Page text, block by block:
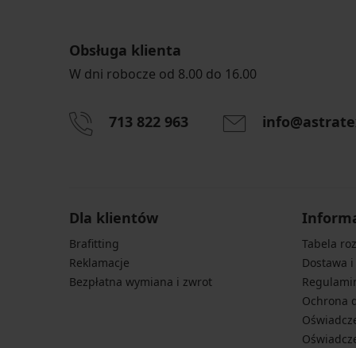
Obsługa klienta
W dni robocze od 8.00 do 16.00
713 822 963
Dla klientów
Brafitting
Reklamacje
Bezpłatna wymiana i zwrot
Tabela
Dostawa i
Ochrona